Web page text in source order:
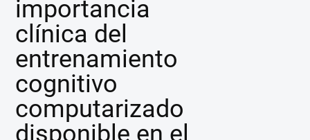
importancia
clínica del
entrenamiento
cognitivo
computarizado
disponible en el